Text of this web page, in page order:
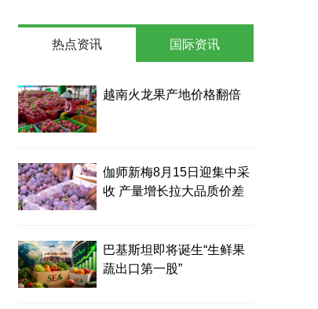
热点资讯
越南火龙果产地价格翻倍
伽师新梅8月15日迎集中采
收 产量增长拉大品质价差
巴基斯坦即将诞生“生鲜果
蔬出口第一股”
国际资讯